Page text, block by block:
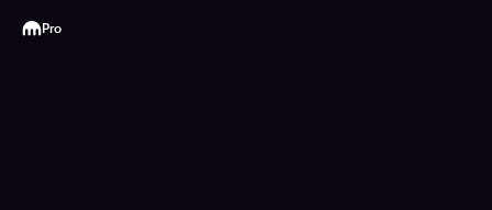
Kraken
Pro